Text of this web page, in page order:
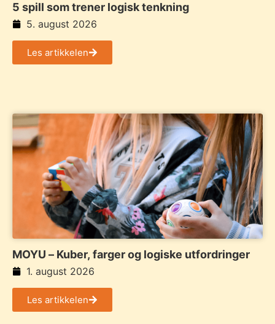
5 spill som trener logisk tenkning
5. august 2026
Les artikkelen
MOYU – Kuber, farger og logiske utfordringer
1. august 2026
Les artikkelen